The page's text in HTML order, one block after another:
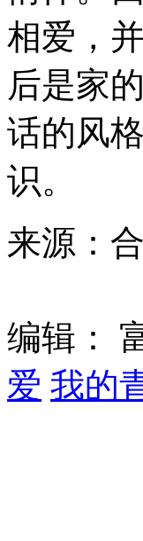
相爱，
后是家
话的风
识。
来源：
编辑：
爱 我的